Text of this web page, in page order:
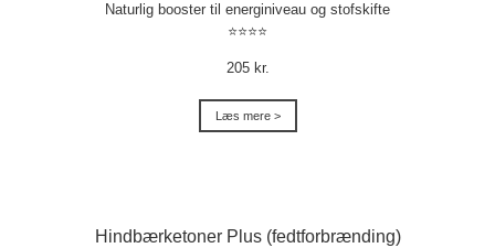
Naturlig booster til energiniveau og stofskifte
⭐⭐⭐⭐
205 kr.
Læs mere >
Hindbærketoner Plus (fedtforbrænding)